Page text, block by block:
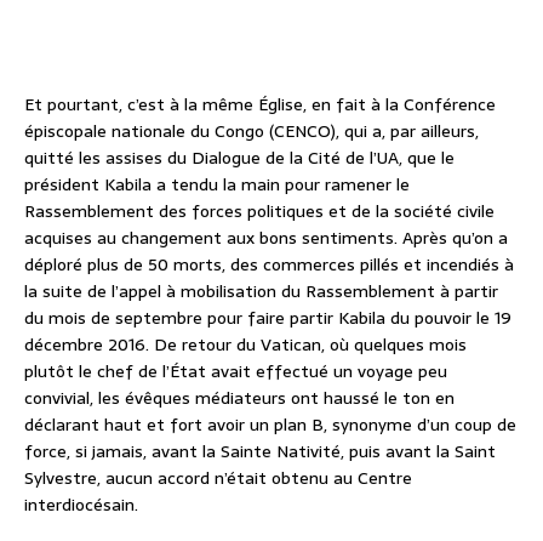
Et pourtant, c’est à la même Église, en fait à la Conférence
épiscopale nationale du Congo (CENCO), qui a, par ailleurs,
quitté les assises du Dialogue de la Cité de l’UA, que le
président Kabila a tendu la main pour ramener le
Rassemblement des forces politiques et de la société civile
acquises au changement aux bons sentiments. Après qu’on a
déploré plus de 50 morts, des commerces pillés et incendiés à
la suite de l’appel à mobilisation du Rassemblement à partir
du mois de septembre pour faire partir Kabila du pouvoir le 19
décembre 2016. De retour du Vatican, où quelques mois
plutôt le chef de l’État avait effectué un voyage peu
convivial, les évêques médiateurs ont haussé le ton en
déclarant haut et fort avoir un plan B, synonyme d’un coup de
force, si jamais, avant la Sainte Nativité, puis avant la Saint
Sylvestre, aucun accord n’était obtenu au Centre
interdiocésain.